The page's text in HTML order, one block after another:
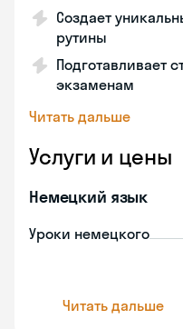
Создает
рутины
Подготавливает
экзаменам
Читать дальше
Услуги и цены
Немецкий язык
Уроки немецкого
Читать дальше